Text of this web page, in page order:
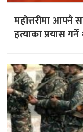
महोत्तरीमा आफ्नै
हत्याका प्रयास